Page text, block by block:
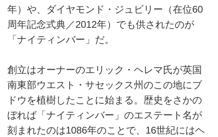
年）や、ダイヤモンド・ジュビリー（在位60
周年記念式典／2012年）でも供されたのが
「ナイティンバー」だ。
創立はオーナーのエリック・ヘレマ氏が英国
南東部ウエスト・サセックス州のこの地にブ
ドウを植樹したことに始まる。歴史をさかの
ぼれば「ナイティンバー」のエステート名が
刻まれたのは1086年のことで、16世紀にはヘ